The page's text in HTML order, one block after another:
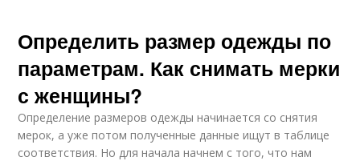
Определить размер одежды по
параметрам. Как снимать мерки
с женщины?
Определение размеров одежды начинается со снятия
мерок, а уже потом полученные данные ищут в таблице
соответствия. Но для начала начнем с того, что нам